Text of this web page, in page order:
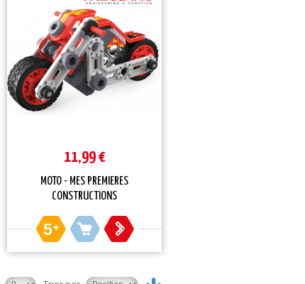
11,99 €
MOTO - MES PREMIERES
CONSTRUCTIONS
5+